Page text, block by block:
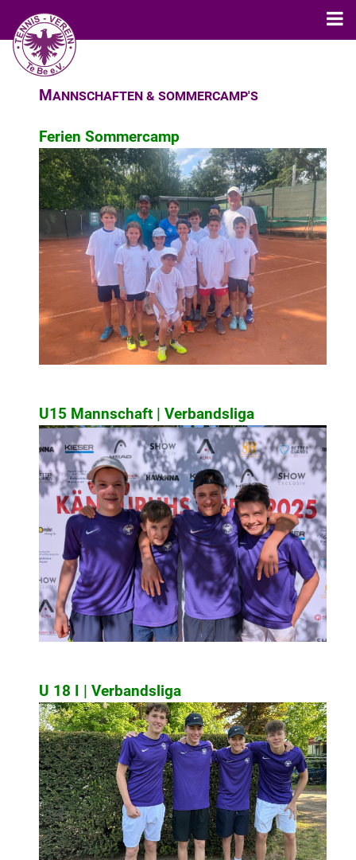
M ANNSCHAFTEN & SOMMERCAMP'S
Ferien Sommercamp
U15 Mannschaft | Verbandsliga
U 18 I | Verbandsliga